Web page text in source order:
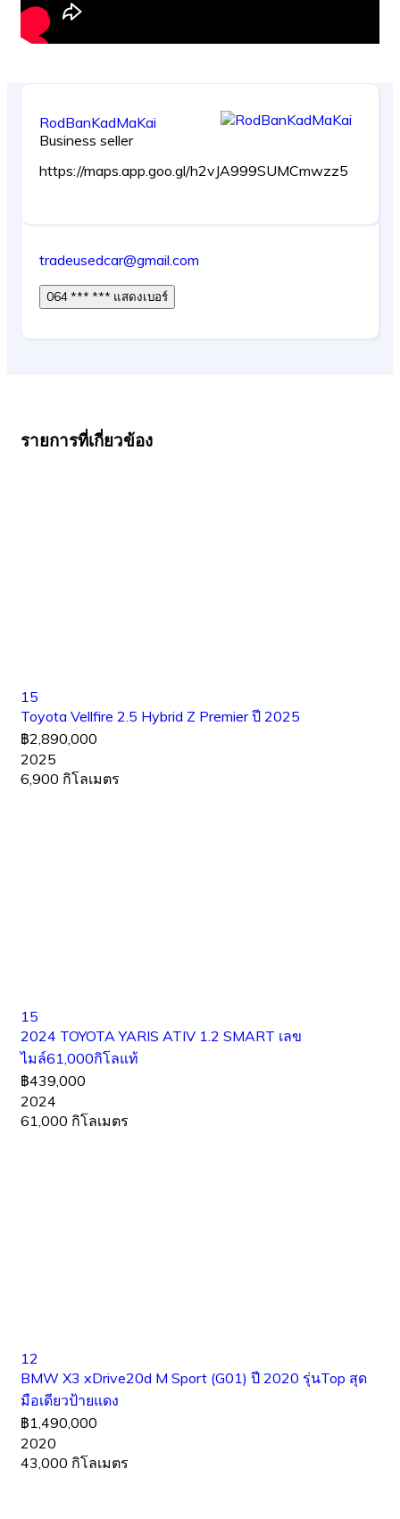
RodBanKadMaKai
Business seller
https://maps.app.goo.gl/h2vJA999SUMCmwzz5
tradeusedcar@gmail.com
064 *** *** แสดงเบอร์
รายการที่เกี่ยวข้อง
15
Toyota Vellfire 2.5 Hybrid Z Premier ปี 2025
฿2,890,000
2025
6,900 กิโลเมตร
15
2024 TOYOTA YARIS ATIV 1.2 SMART เลข
ไมล์61,000กิโลแท้
฿439,000
2024
61,000 กิโลเมตร
12
BMW X3 xDrive20d M Sport (G01) ปี 2020 รุ่นTop สุด
มือเดียวป้ายแดง
฿1,490,000
2020
43,000 กิโลเมตร